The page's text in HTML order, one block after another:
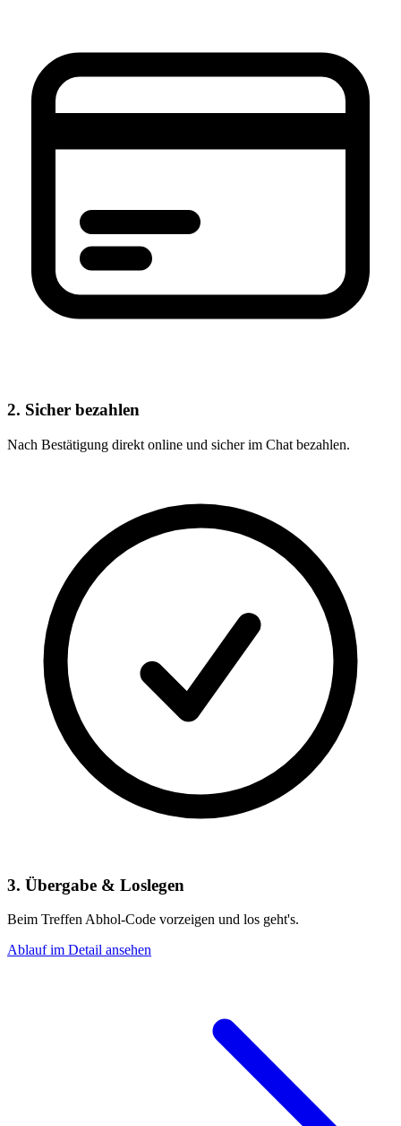
2. Sicher bezahlen
Nach Bestätigung direkt online und sicher im Chat bezahlen.
3. Übergabe & Loslegen
Beim Treffen Abhol-Code vorzeigen und los geht's.
Ablauf im Detail ansehen